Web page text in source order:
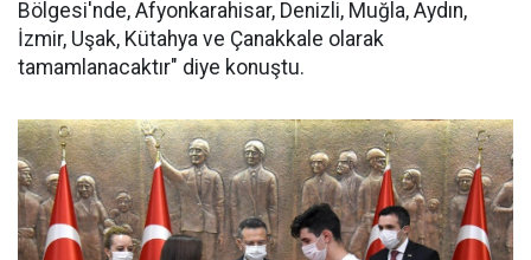
Bölgesi'nde, Afyonkarahisar, Denizli, Muğla, Aydın,
İzmir, Uşak, Kütahya ve Çanakkale olarak
tamamlanacaktır" diye konuştu.